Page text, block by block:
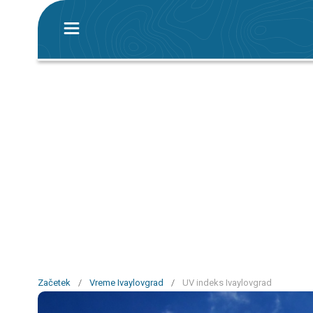
Začetek / Vreme Ivaylovgrad / UV indeks Ivaylovgrad